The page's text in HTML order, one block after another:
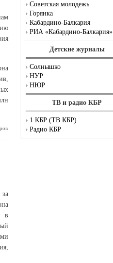
Советская молодежь
Горянка
Кабардино-Балкария
РИА «Кабардино-Балкария»
Детские журналы
Солнышко
НУР
НЮР
ТВ и радио КБР
1 КБР (ТВ КБР)
Радио КБР
в